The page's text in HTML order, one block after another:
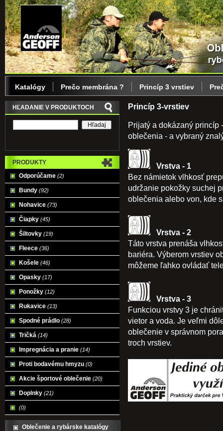
Princíp 3-vrstiev
Prijatý a dokázaný princíp
oblečenia - a vybraný
Vrstva - 1
Bez námietok vlhkosť
udržanie pokožky suchej
oblečenia alebo von, kde
Vrstva - 2
Táto vrstva prenáša
bariéra. Výberom vrstiev
môžeme ľahko ovládať
Vrstva - 3
Funkciou vrstvy 3 je
vietor a voda. Je veľmi
oblečenie v správnom
troch vrstiev.
HĽADANIE V PRODUKTOCH
PRODUKTY
Odporúčame (2)
Bundy (92)
Nohavice (73)
Čiapky (45)
Šiltovky (19)
Fleece (36)
Košele (46)
Opasky (17)
Ponožky (12)
Rukavice (13)
Spodné prádlo (28)
Tričká (14)
Impregnácia a pranie (14)
Proti bodavému hmyzu (0)
Akcie športové oblečenie (20)
Doplnky (21)
(0)
Oblečenie a rybárske katalógy
Katalógy Prečo membrána ? Princíp 3 vrstiev